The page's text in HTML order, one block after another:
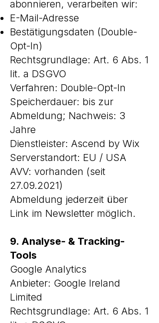
abonnieren, verarbeiten wir:
E-Mail-Adresse
Bestätigungsdaten (Double-
Opt-In)
Rechtsgrundlage: Art. 6 Abs. 1
lit. a DSGVO
Verfahren: Double-Opt-In
Speicherdauer: bis zur
Abmeldung; Nachweis: 3
Jahre
Dienstleister: Ascend by Wix
Serverstandort: EU / USA
AVV: vorhanden (seit
27.09.2021)
Abmeldung jederzeit über
Link im Newsletter möglich.
9. Analyse- & Tracking-
Tools
Google Analytics
Anbieter: Google Ireland
Limited
Rechtsgrundlage: Art. 6 Abs. 1